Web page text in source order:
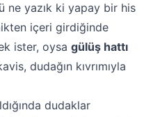
ne yazık ki yapay bir his
içeri girdiğinde
ister, oysa gülüş hattı
dudağın kıvrımıyla
dudaklar